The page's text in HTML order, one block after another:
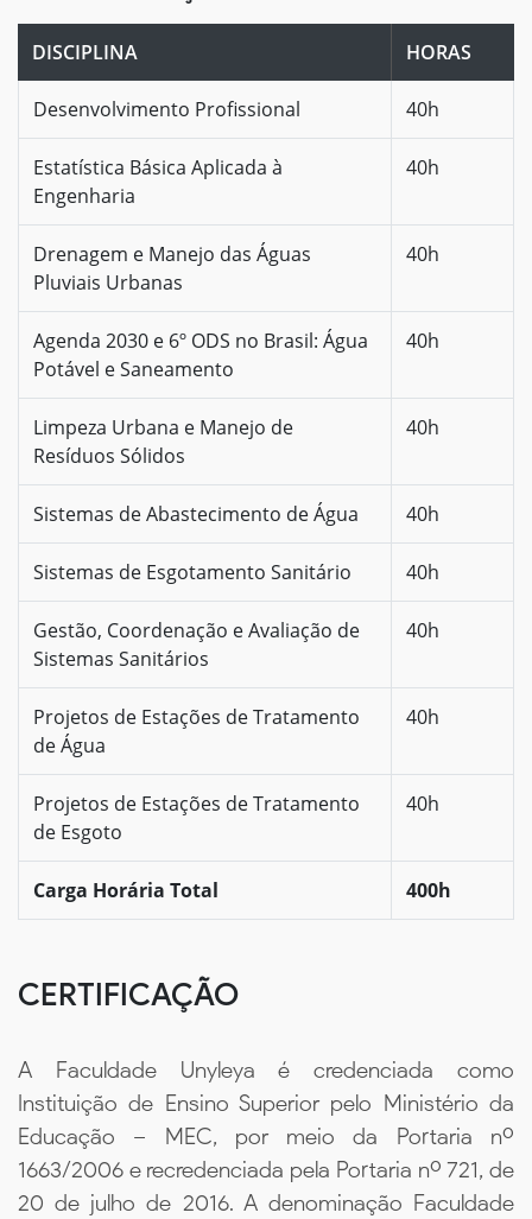
DISCIPLINA HORAS
Desenvolvimento Profissional 40h
Estatística Básica Aplicada à
Engenharia
40h
Drenagem e Manejo das Águas
Pluviais Urbanas
40h
Agenda 2030 e 6º ODS no Brasil: Água
Potável e Saneamento
40h
Limpeza Urbana e Manejo de
Resíduos Sólidos
40h
Sistemas de Abastecimento de Água 40h
Sistemas de Esgotamento Sanitário 40h
Gestão, Coordenação e Avaliação de
Sistemas Sanitários
40h
Projetos de Estações de Tratamento
de Água
40h
Projetos de Estações de Tratamento
de Esgoto
40h
Carga Horária Total 400h
CERTIFICAÇÃO
A Faculdade Unyleya é credenciada como
Instituição de Ensino Superior pelo Ministério da
Educação – MEC, por meio da Portaria nº
1663/2006 e recredenciada pela Portaria nº 721, de
20 de julho de 2016. A denominação Faculdade